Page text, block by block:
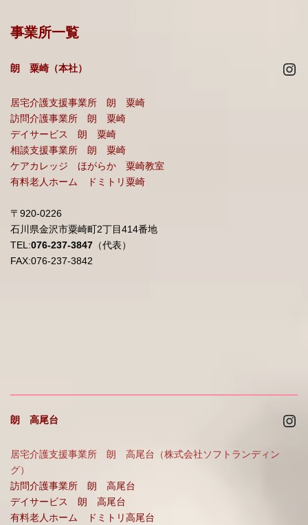
事業所一覧
朗 粟崎（本社）
居宅介護支援事業所 朗 粟崎
訪問介護事業所 朗 粟崎
デイサービス 朗 粟崎
相談支援事業所 朗 粟崎
ケアカレッジ ほがらか 粟崎教室
有料老人ホーム ドミトリ粟崎
〒920-0226
石川県金沢市粟崎町2丁目414番地
TEL:076-237-3847 （代表）
FAX:076-237-3842
朗 高尾台
居宅介護支援事業所 朗 高尾台（株式会社ソフトランディン
グ）
訪問介護事業所 朗 高尾台
デイサービス 朗 高尾台
有料老人ホーム ドミトリ高尾台